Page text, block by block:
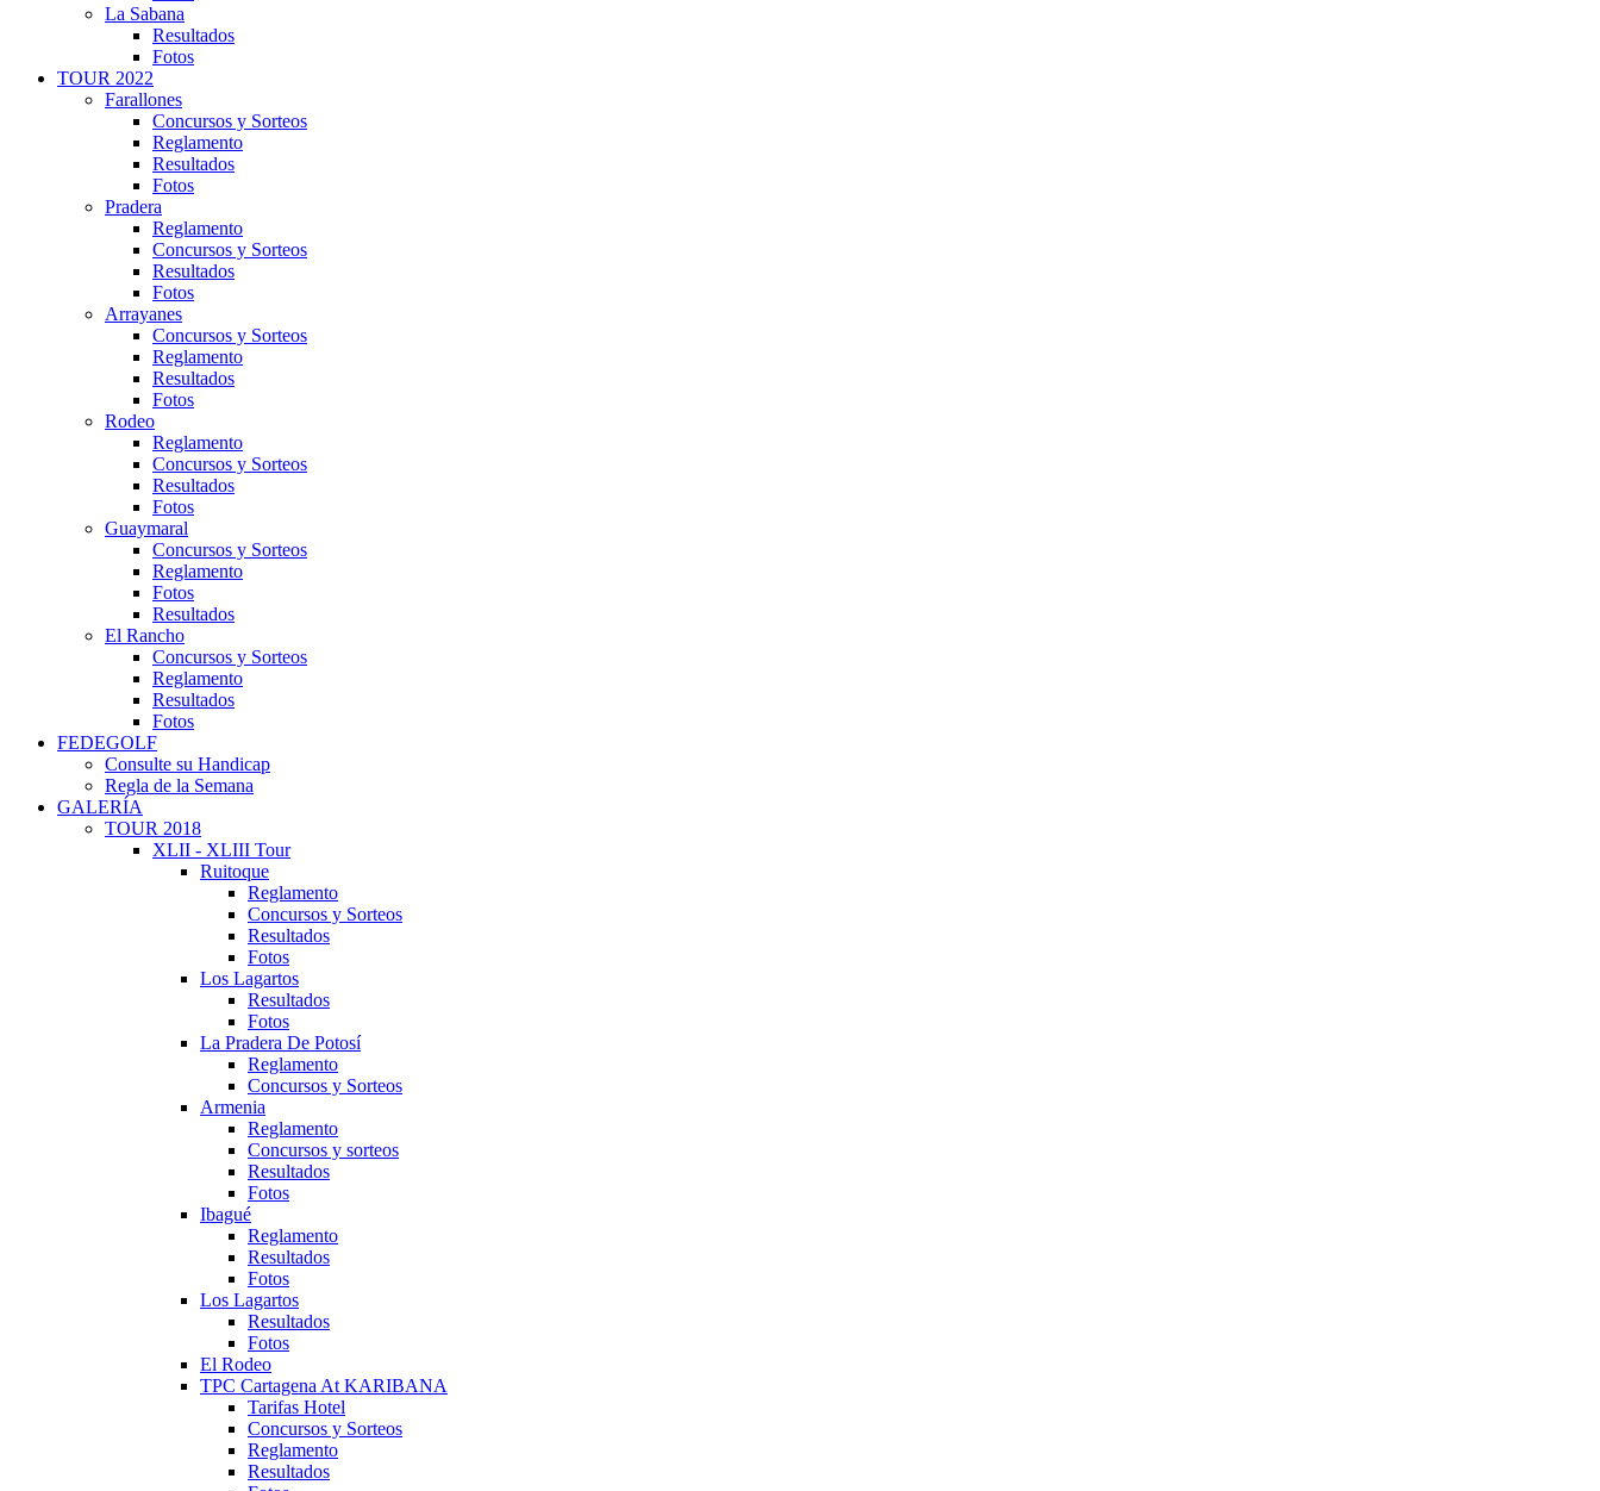
La Sabana
Resultados
Fotos
TOUR 2022
Farallones
Concursos y Sorteos
Reglamento
Resultados
Fotos
Pradera
Reglamento
Concursos y Sorteos
Resultados
Fotos
Arrayanes
Concursos y Sorteos
Reglamento
Resultados
Fotos
Rodeo
Reglamento
Concursos y Sorteos
Resultados
Fotos
Guaymaral
Concursos y Sorteos
Reglamento
Fotos
Resultados
El Rancho
Concursos y Sorteos
Reglamento
Resultados
Fotos
FEDEGOLF
Consulte su Handicap
Regla de la Semana
GALERÍA
TOUR 2018
XLII - XLIII Tour
Ruitoque
Reglamento
Concursos y Sorteos
Resultados
Fotos
Los Lagartos
Resultados
Fotos
La Pradera De Potosí
Reglamento
Concursos y Sorteos
Armenia
Reglamento
Concursos y sorteos
Resultados
Fotos
Ibagué
Reglamento
Resultados
Fotos
Los Lagartos
Resultados
Fotos
El Rodeo
TPC Cartagena At KARIBANA
Tarifas Hotel
Concursos y Sorteos
Reglamento
Resultados